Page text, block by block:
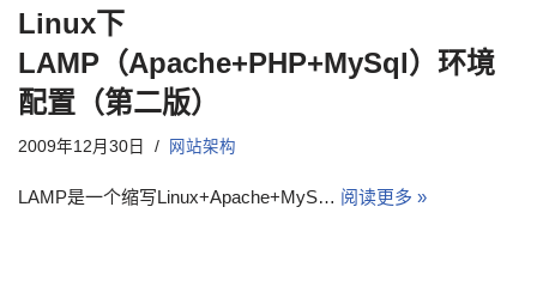
Linux下
LAMP（Apache+PHP+MySql）环境
配置（第二版）
2009年12月30日 网站架构
LAMP是一个缩写Linux+Apache+MyS… 阅读更多 »